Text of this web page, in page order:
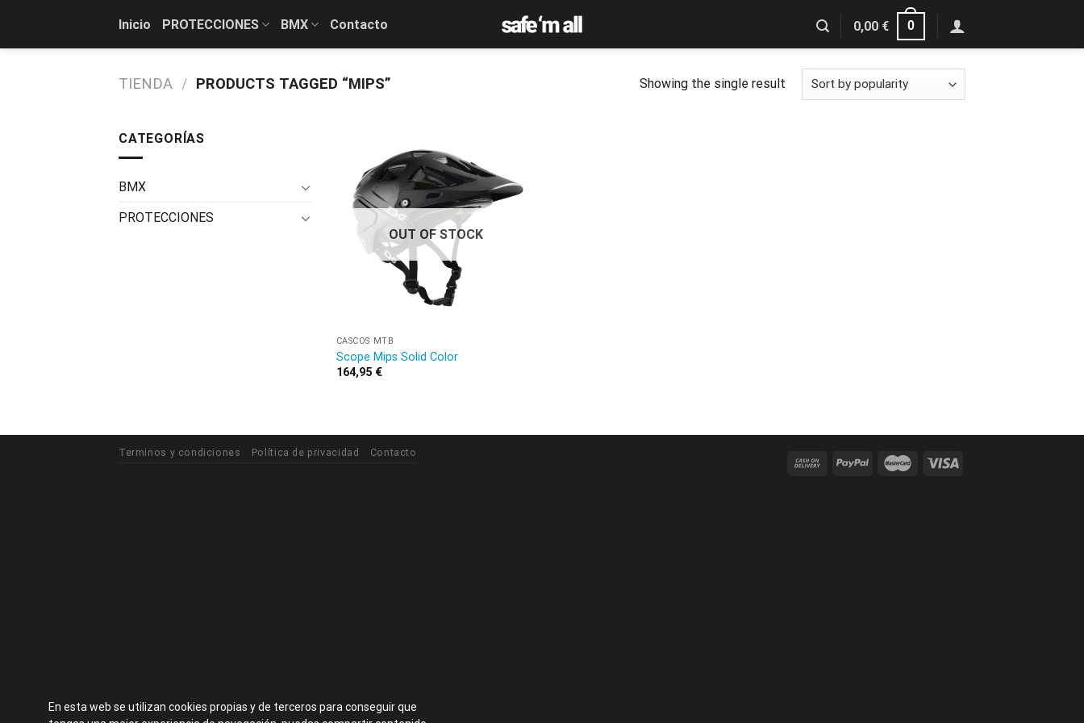
content
Inicio PROTECCIONES BMX Contacto 0,00 € 0
TIENDA / PRODUCTS TAGGED “MIPS” Showing the single result
CATEGORÍAS
BMX
PROTECCIONES
OUT OF STOCK
CASCOS MTB
Scope Mips Solid Color
164,95 €
Terminos y condiciones Política de privacidad Contacto
En esta web se utilizan cookies propias y de terceros para conseguir que